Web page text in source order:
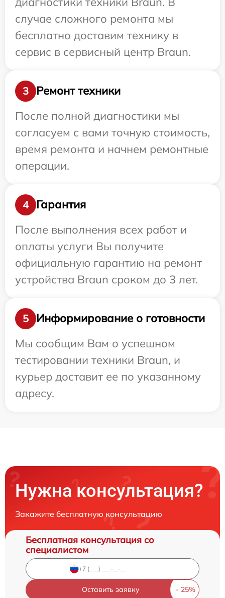
случае сложного ремонта мы
бесплатно доставим технику в
сервис в сервисный центр Braun.
3
Ремонт техники
После полной диагностики мы
согласуем с вами точную стоимость,
время ремонта и начнем ремонтные
операции.
4
Гарантия
После выполнения всех работ и
оплаты услуги Вы получите
официальную гарантию на ремонт
устройства Braun сроком до 3 лет.
5
Информирование о готовности
Мы сообщим Вам о успешном
тестировании техники Braun, и
курьер доставит ее по указанному
адресу.
Нужна консультация?
Закажите бесплатную консультацию
Бесплатная консультация со
специалистом
Оставить заявку